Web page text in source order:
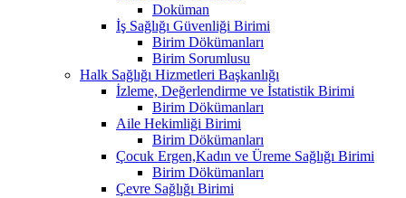
Doküman
İş Sağlığı Güvenliği Birimi
Birim Dökümanları
Birim Sorumlusu
Halk Sağlığı Hizmetleri Başkanlığı
İzleme, Değerlendirme ve İstatistik Birimi
Birim Dökümanları
Aile Hekimliği Birimi
Birim Dökümanları
Çocuk Ergen,Kadın ve Üreme Sağlığı Birimi
Birim Dökümanları
Çevre Sağlığı Birimi